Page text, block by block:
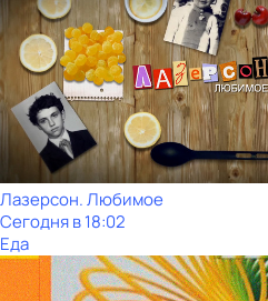
Лазерсон. Любимое
Сегодня в 18:02
Еда